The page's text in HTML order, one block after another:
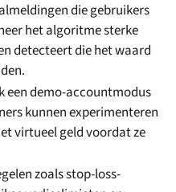
die gebruikers
het algoritme sterke
detecteert die het waard
een demo-accountmodus
kunnen experimenteren
virtueel geld voordat ze
zoals stop-loss-